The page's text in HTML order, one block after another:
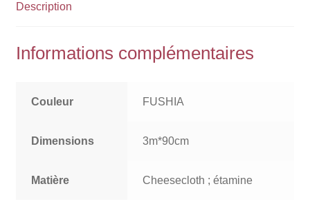
Description
Informations complémentaires
Couleur FUSHIA
Dimensions 3m*90cm
Matière Cheesecloth ; étamine